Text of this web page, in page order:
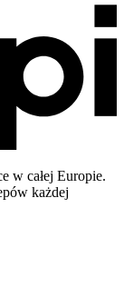
w całej Europie.
każdej